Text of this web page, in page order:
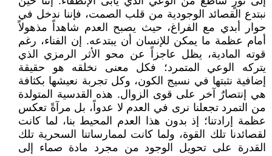
نبتدع القصائد الوجودية من قلب الصمت، فإننا ندخل في
حوار أبدي مع الفراغ، حيث يصبح العدم شاهداً مذهولاً
أمام عظمة ما يمكن للإنسان أن يبتدعه. إن الفناء، رغم
قوته المادية، يظل عاجزاً عن محو الأثر الرمزي الذي
يتركه الوعي المتمرد؛ فكل معنى نخلقه هو حقيقة
إضافية نثبتها في نسيج الكون، وكل تجربة نعيشها بكثافة
هي إنتصارٌ آخر على قوى الزوال. هذه القدسية المتولدة
من التمرد تجعلنا نرى في العدم لا عدواً، بل مرآةً تعكس
عظمة إرادتنا؛ إذ بدون هذا العدم المحيط بنا، لما كانت
لقصائدنا تلك القوة، ولما كانت لممارساتنا السحرية تلك
القدرة على تحويل الوجود من مجرد مادة صماء إلى